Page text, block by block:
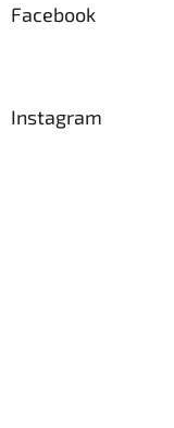
Facebook
Instagram